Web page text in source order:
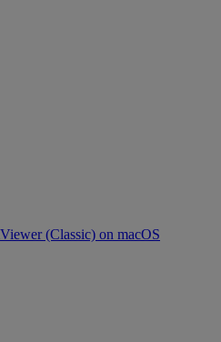
(Classic) on macOS